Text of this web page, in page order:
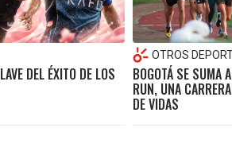
DEL ÉXITO DE LOS
OTROS
BOGOTÁ SE SUMA
RUN, UNA
DE VIDAS